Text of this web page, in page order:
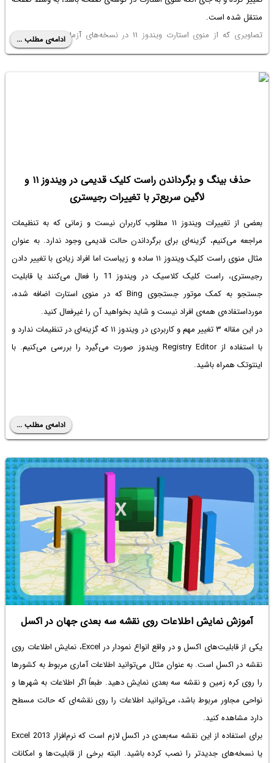
منتقل شده است.
تصاویری که از منوی استارت ویندوز ۱۱ در نسخه‌های آزمایشی منتشر شده
نشان می‌دهد که باز هم قرار است منوی استارت ویندوز بازطراحی شود. در
ادامه به جزئیات بیشتر این خبر و تغییرات آتی می‌پردازیم.
ادامه‌ی مطلب ...
حذف بینگ و برگرداندن راست کلیک قدیمی در ویندوز ۱۱ و
لاگین سریع‌تر با تغییرات رجیستری
بعضی از تغییرات ویندوز ۱۱ مطلوب کاربران نیست و زمانی که به تنظیمات
مراجعه می‌کنیم، گزینه‌ای برای برگرداندن حالت قدیمی وجود ندارد. به عنوان
مثال منوی راست کلیک ویندوز ۱۱ ساده و زیباست اما افراد زیادی با تغییر دادن
رجیستری، راست کلیک کلاسیک در ویندوز 11
را فعال می‌کنند یا قابلیت
جستجو به کمک موتور جستجوی Bing که در منوی استارت اضافه شده،
مورداستفاده‌ی همه‌ی افراد نیست و شاید بخواهید آن را غیرفعال کنید.
در این مقاله ۳ تغییر مهم و کاربردی در ویندوز ۱۱ که گزینه‌ای در تنظیمات ندارد و
با استفاده از Registry Editor ویندوز صورت می‌گیرد را بررسی می‌کنیم. با
اینتوتک همراه باشید.
ادامه‌ی مطلب ...
آموزش نمایش اطلاعات روی نقشه سه بعدی جهان در اکسل
یکی از قابلیت‌های اکسل و در واقع انواع نمودار در Excel،
نمایش اطلاعات روی
نقشه در اکسلاست. به عنوان مثال می‌توانید اطلاعات آماری مربوط به کشورها
را روی کره زمین و نقشه سه بعدی نمایش دهید. طبعاً اگر اطلاعات به شهرها و
نواحی مجاور مربوط باشد، می‌توانید اطلاعات را روی نقشه‌ای که حالت مسطح
دارد مشاهده کنید.
برای استفاده از این نقشه سه‌بعدی در اکسل لازم است که نرم‌افزار Excel 2013
یا نسخه‌های جدیدتر را نصب کرده باشید. البته برخی از قابلیت‌ها و امکانات